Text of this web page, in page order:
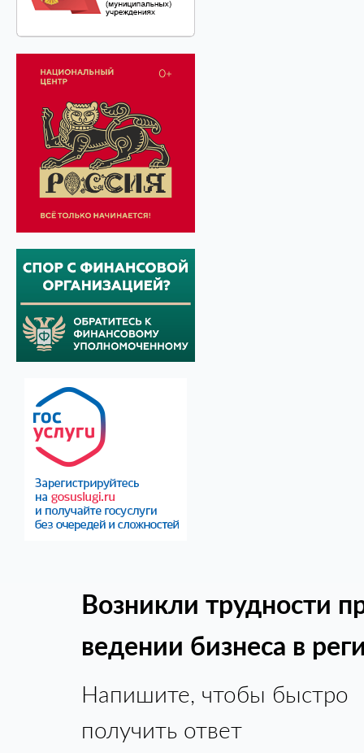
Возникли трудности
ведении бизнеса в
Напишите, чтобы быстро
получить ответ